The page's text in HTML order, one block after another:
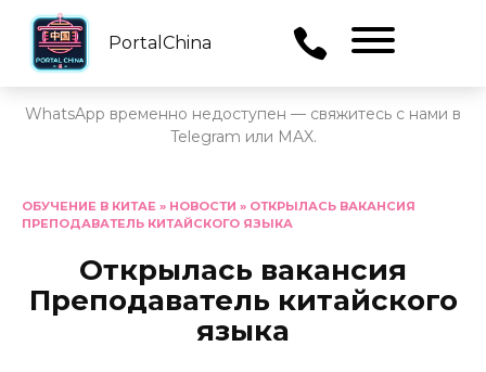
PortalChina
WhatsApp временно недоступен — свяжитесь с нами в
Telegram или MAX.
содержанию
ОБУЧЕНИЕ В КИТАЕ » НОВОСТИ » ОТКРЫЛАСЬ ВАКАНСИЯ
ПРЕПОДАВАТЕЛЬ КИТАЙСКОГО ЯЗЫКА
Открылась вакансия
Преподаватель китайского
языка